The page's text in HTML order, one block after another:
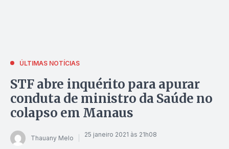
ÚLTIMAS NOTÍCIAS
STF abre inquérito para apurar
conduta de ministro da Saúde no
colapso em Manaus
Thauany Melo 25 janeiro 2021 às 21h08